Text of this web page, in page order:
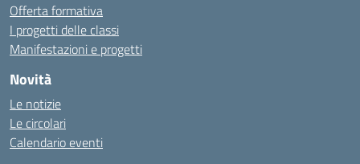
Offerta formativa
I progetti delle classi
Manifestazioni e progetti
Novità
Le notizie
Le circolari
Calendario eventi